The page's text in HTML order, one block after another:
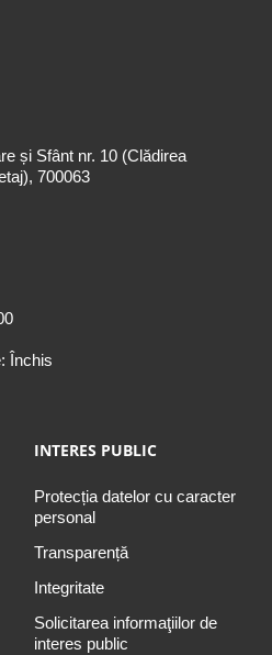
și Sfânt nr. 10 (Clădirea
700063
Închis
INTERES PUBLIC
Protecția datelor cu caracter
personal
Transparență
Integritate
Solicitarea informaţiilor de
interes public